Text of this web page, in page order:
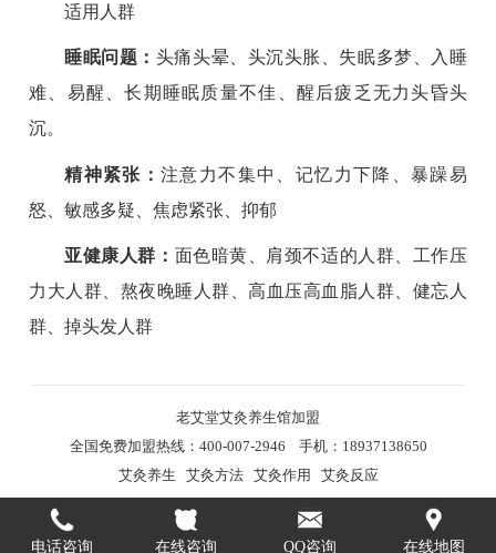
适用人群
睡眠问题： 头痛头晕、头沉头胀、失眠多梦、入睡
难、易醒、长期睡眠质量不佳、醒后疲乏无力头昏头
沉。
精神紧张：注意力不集中、记忆力下降、暴躁易
怒、敏感多疑、焦虑紧张、抑郁
亚健康人群： 面色暗黄、肩颈不适的人群、工作压
力大人群、熬夜晚睡人群、高血压高血脂人群、健忘人
群、掉头发人群
老艾堂艾灸养生馆加盟
全国免费加盟热线：400-007-2946 手机：18937138650
艾灸养生
艾灸方法 艾灸作用 艾灸反应
在线地图
QQ咨询
在线咨询
电话咨询